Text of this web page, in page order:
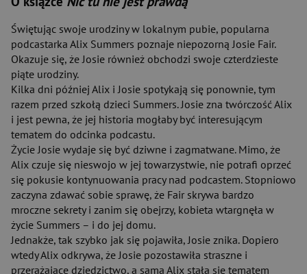
Świętując swoje urodziny w lokalnym pubie, popularna
podcastarka Alix Summers poznaje niepozorną Josie Fair.
Okazuje się, że Josie również obchodzi swoje czterdzieste
piąte urodziny.
Kilka dni później Alix i Josie spotykają się ponownie, tym
razem przed szkołą dzieci Summers. Josie zna twórczość Alix
i jest pewna, że jej historia mogłaby być interesującym
tematem do odcinka podcastu.
Życie Josie wydaje się być dziwne i zagmatwane. Mimo, że
Alix czuje się nieswojo w jej towarzystwie, nie potrafi oprzeć
się pokusie kontynuowania pracy nad podcastem. Stopniowo
zaczyna zdawać sobie sprawę, że Fair skrywa bardzo
mroczne sekrety i zanim się obejrzy, kobieta wtargnęła w
życie Summers – i do jej domu.
Jednakże, tak szybko jak się pojawiła, Josie znika. Dopiero
wtedy Alix odkrywa, że Josie pozostawiła straszne i
przerażające dziedzictwo, a sama Alix stała się tematem